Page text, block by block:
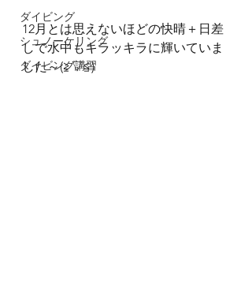
ダイビング
シュノーケリング
ダイビング講習
12月とは思えないほどの快晴＋日差
しで水中もキラッキラに輝いていま
した～(≧▽≦)